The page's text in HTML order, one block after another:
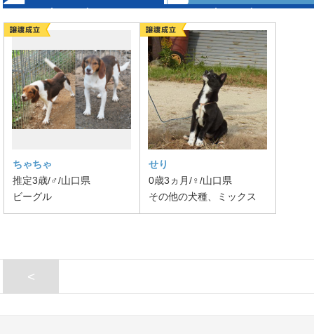
（1004）
（1016）
ちゃちゃ
推定3歳/♂/山口県
ビーグル
せり
0歳3ヵ月/♀/山口県
その他の犬種、ミックス
<